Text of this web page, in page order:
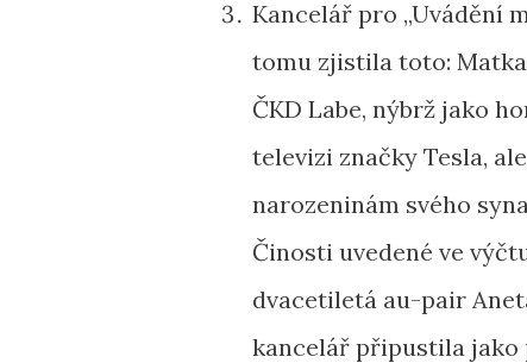
Kancelář pro „Uvádění
tomu zjistila toto:
ČKD Labe, nýbrž jako
televizi značky Tesla,
narozeninám svého
Činosti uvedené ve
dvacetiletá au-pair
kancelář připustila jako